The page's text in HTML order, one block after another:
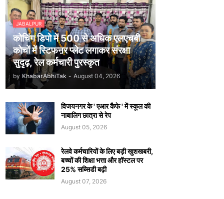
JABALPUR
कोचिंग डिपो में 500 से अधिक एलएचबी
कोचों में स्टिफऩर प्लेट लगाकर संरक्षा
सुदृढ़, रेल कर्मचारी पुरस्कृत
by KhabarAbhiTak - August 04, 2026
विजयनगर के ' एआर कैफे ' में स्कूल की
नाबालिग छात्रा से रेप
August 05, 2026
रेलवे कर्मचारियों के लिए बड़ी खुशखबरी,
बच्चों की शिक्षा भत्ता और हॉस्टल पर
25% सब्सिडी बढ़ी
August 07, 2026